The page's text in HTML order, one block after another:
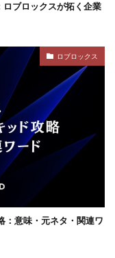
ブロックスが拓く企業
ロブロックス
：意味・元ネタ・関連ワ